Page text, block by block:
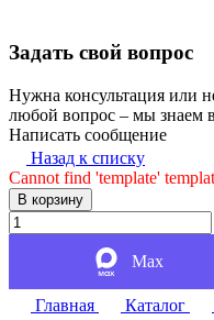
Задать свой вопрос
Нужна консультация или
любой вопрос – мы знаем
Написать сообщение
Назад к списку
Cannot find 'template'
В корзину
Max
Главная Каталог